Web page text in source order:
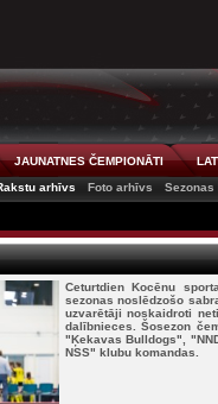
JAUNATNES ČEMPIONĀTI
arhīvs
Foto arhīvs Sezonas
Ceturtdien Kocēnu
sezonas noslēdzošo
uzvarētāji noskaidroti
dalībnieces. Šosezon
"Ķekavas Bulldogs",
NSS" klubu komandas.